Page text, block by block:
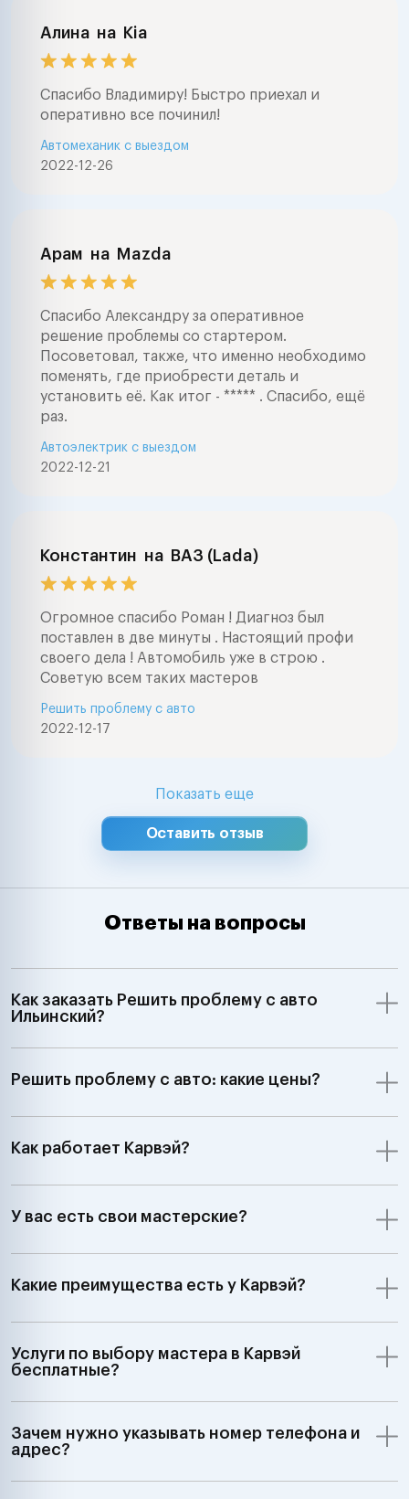
Алина на Kia
Спасибо Владимиру! Быстро приехал и
оперативно все починил!
2022-12-26
Автомеханик с выездом
Арам на Mazda
Спасибо Александру за оперативное
решение проблемы со стартером.
Посоветовал, также, что именно необходимо
поменять, где приобрести деталь и
установить её. Как итог - ***** . Спасибо, ещё
раз.
2022-12-21
Автоэлектрик с выездом
Константин на ВАЗ (Lada)
Огромное спасибо Роман ! Диагноз был
поставлен в две минуты . Настоящий профи
своего дела ! Автомобиль уже в строю .
Советую всем таких мастеров
2022-12-17
Решить проблему с авто
Показать еще
Оставить отзыв
Ответы на вопросы
Как заказать Решить проблему с авто
Ильинский?
Решить проблему с авто: какие цены?
Как работает Карвэй?
У вас есть свои мастерские?
Какие преимущества есть у Карвэй?
Услуги по выбору мастера в Карвэй
бесплатные?
Зачем нужно указывать номер телефона и
адрес?